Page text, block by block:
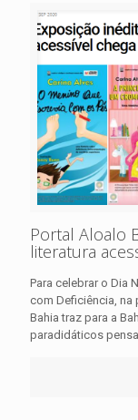
Portal Aloalo
literatura
Para celebrar o Dia
com Deficiência, na
Bahia traz para a
paradidáticos